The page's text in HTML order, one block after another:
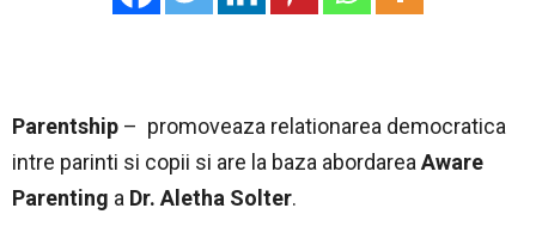
Parentship – promoveaza relationarea democratica
intre parinti si copii si are la baza abordarea Aware
Parenting a Dr. Aletha Solter.